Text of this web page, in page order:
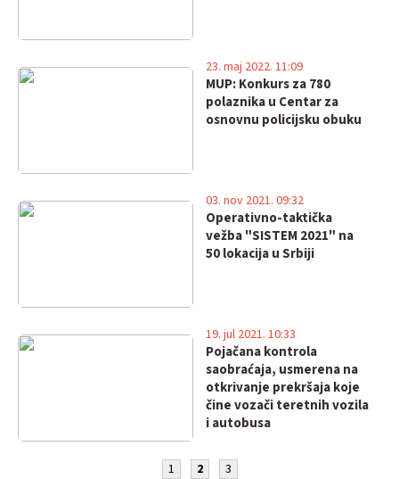
MUP: Konkurs za 780
polaznika u Centar za
osnovnu policijsku obuku
23. maj 2022. 11:09
Operativno-taktička
vežba "SISTEM 2021" na
50 lokacija u Srbiji
03. nov 2021. 09:32
Pojačana kontrola
saobraćaja, usmerena na
otkrivanje prekršaja koje
čine vozači teretnih vozila
i autobusa
19. jul 2021. 10:33
1 2 3